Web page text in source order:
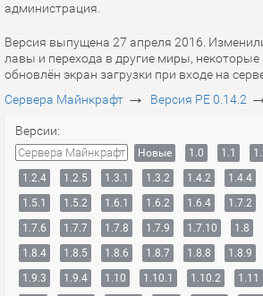
администрация.
Версия выпущена 27 апреля 2016.
лавы и перехода в другие миры, некоторые
обновлён экран загрузки при входе на
Сервера Майнкрафт → Версия PE 0.14.2
Версии:
Сервера Майнкрафт Новые 1.0 1.1
1.2.4
1.2.5 1.3.1 1.3.2 1.4.2 1.4.4
1.5.1
1.5.2 1.6.1 1.6.2 1.6.4 1.7.2
1.7.6
1.7.7 1.7.8 1.7.9 1.7.10 1.8
1.8.4
1.8.5 1.8.6 1.8.7 1.8.8 1.8.9
1.9.3
1.9.4 1.10 1.10.1 1.10.2 1.11